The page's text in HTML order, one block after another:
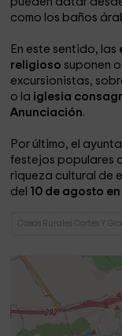
como los baños
En este sentido, las
religioso suponen
excursionistas,
o la iglesia
Anunciación.
Por último, el
festejos populares
riqueza cultural de
del 10 de agosto
Casas Rurales Cortes Y